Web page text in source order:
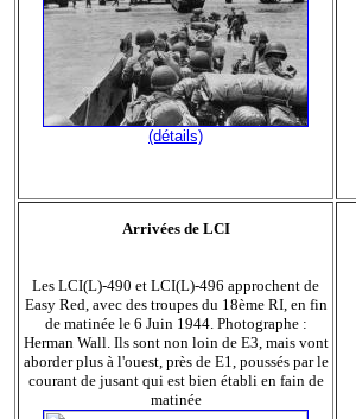
(détails)
Arrivées de LCI
Les LCI(L)-490 et LCI(L)-496 approchent de
Easy Red, avec des troupes du 18ème RI, en fin
de matinée le 6 Juin 1944. Photographe :
Herman Wall. Ils sont non loin de E3, mais vont
aborder plus à l'ouest, près de E1, poussés par le
courant de jusant qui est bien établi en fain de
matinée